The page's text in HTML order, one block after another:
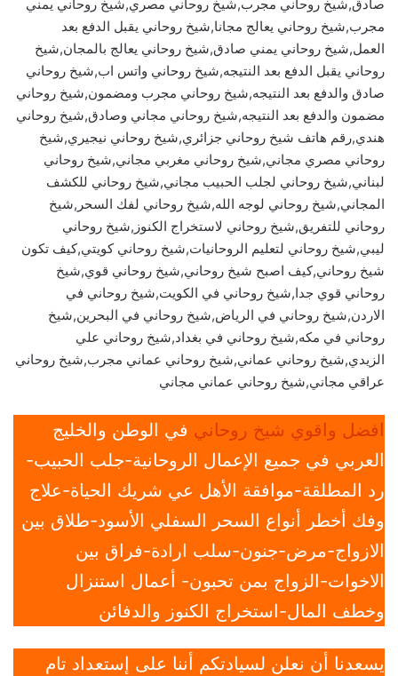
صادق,شيخ روحاني مجرب,شيخ روحاني مصري,شيخ روحاني يمني
مجرب,شيخ روحاني يعالج مجانا,شيخ روحاني يقبل الدفع بعد
العمل,شيخ روحاني يمني صادق,شيخ روحاني يعالج بالمجان,شيخ
روحاني يقبل الدفع بعد النتيجه,شيخ روحاني واتس اب,شيخ روحاني
صادق والدفع بعد النتيجه,شيخ روحاني مجرب ومضمون,شيخ روحاني
مضمون والدفع بعد النتيجه,شيخ روحاني مجاني وصادق,شيخ روحاني
هندي,رقم هاتف شيخ روحاني جزائري,شيخ روحاني نيجيري,شيخ
روحاني مصري مجاني,شيخ روحاني مغربي مجاني,شيخ روحاني
لبناني,شيخ روحاني لجلب الحبيب مجاني,شيخ روحاني للكشف
المجاني,شيخ روحاني لوجه الله,شيخ روحاني لفك السحر,شيخ
روحاني للتفريق,شيخ روحاني لاستخراج الكنوز,شيخ روحاني
ليبي,شيخ روحاني لتعليم الروحانيات,شيخ روحاني كويتي,كيف تكون
شيخ روحاني,كيف اصبح شيخ روحاني,شيخ روحاني قوي,شيخ
روحاني قوي جدا,شيخ روحاني في الكويت,شيخ روحاني في
الاردن,شيخ روحاني في الرياض,شيخ روحاني في البحرين,شيخ
روحاني في مكه,شيخ روحاني في بغداد,شيخ روحاني علي
الزيدي,شيخ روحاني عماني,شيخ روحاني عماني مجرب,شيخ روحاني
عراقي مجاني,شيخ روحاني عماني مجاني
افضل واقوي شيخ روحاني في الوطن والخليج
العربي في جميع الإعمال الروحانية-جلب الحبيب-
رد المطلقة-موافقة الأهل عي شريك الحياة-علاج
وفك أخطر أنواع السحر السفلي الأسود-طلاق بين
الازواج-مرض-جنون-سلب ارادة-فراق بين
الاخوات-الزواج بمن تحبون- أعمال استنزال
وخطف المال-استخراج الكنوز والدفائن
يسعدنا أن نعلن لسيادتكم أننا على إستعداد تام